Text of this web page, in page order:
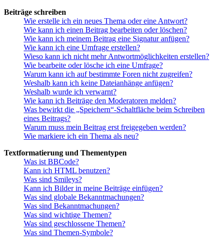
Beiträge schreiben
Wie erstelle ich ein neues Thema oder eine Antwort?
Wie kann ich einen Beitrag bearbeiten oder löschen?
Wie kann ich meinem Beitrag eine Signatur anfügen?
Wie kann ich eine Umfrage erstellen?
Wieso kann ich nicht mehr Antwortmöglichkeiten erstellen?
Wie bearbeite oder lösche ich eine Umfrage?
Warum kann ich auf bestimmte Foren nicht zugreifen?
Weshalb kann ich keine Dateianhänge anfügen?
Weshalb wurde ich verwarnt?
Wie kann ich Beiträge den Moderatoren melden?
Was bewirkt die „Speichern“-Schaltfläche beim Schreiben
eines Beitrags?
Warum muss mein Beitrag erst freigegeben werden?
Wie markiere ich ein Thema als neu?
Textformatierung und Thementypen
Was ist BBCode?
Kann ich HTML benutzen?
Was sind Smileys?
Kann ich Bilder in meine Beiträge einfügen?
Was sind globale Bekanntmachungen?
Was sind Bekanntmachungen?
Was sind wichtige Themen?
Was sind geschlossene Themen?
Was sind Themen-Symbole?